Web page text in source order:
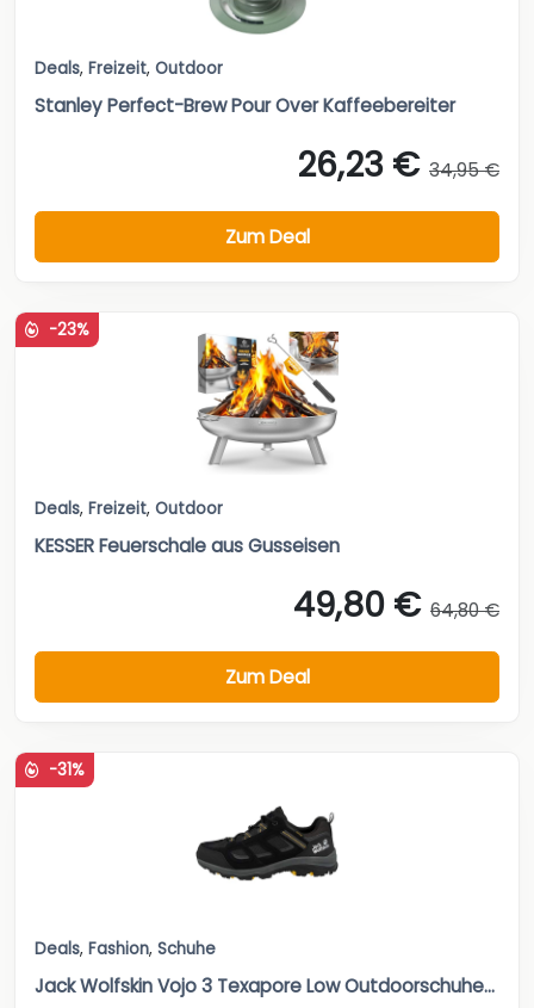
Deals, Freizeit, Outdoor
Stanley Perfect-Brew Pour Over Kaffeebereiter
26,23 € 34,95 €
Zum Deal
-23%
Deals, Freizeit, Outdoor
KESSER Feuerschale aus Gusseisen
49,80 € 64,80 €
Zum Deal
-31%
Deals, Fashion, Schuhe
Jack Wolfskin Vojo 3 Texapore Low Outdoorschuhe...